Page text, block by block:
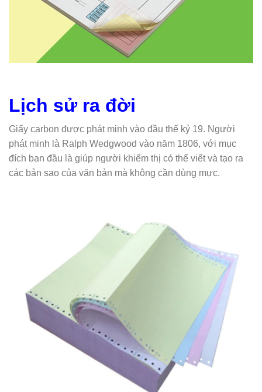
Lịch sử ra đời
Giấy carbon được phát minh vào đầu thế kỷ 19. Người
phát minh là Ralph Wedgwood vào năm 1806, với mục
đích ban đầu là giúp người khiếm thị có thể viết và tạo ra
các bản sao của văn bản mà không cần dùng mực.